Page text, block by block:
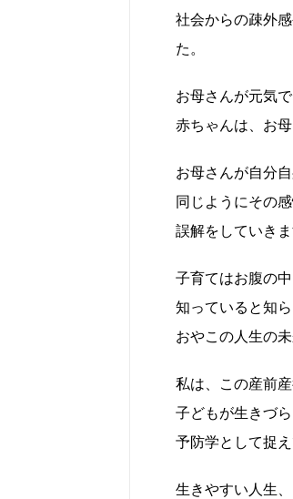
社会からの疎外
た。
お母さんが元気
赤ちゃんは、お
お母さんが自分
同じようにその
誤解をしていきま
子育てはお腹の
知っていると知ら
おやこの人生の
私は、この産前
子どもが生きづ
予防学として捉え
生きやすい人生